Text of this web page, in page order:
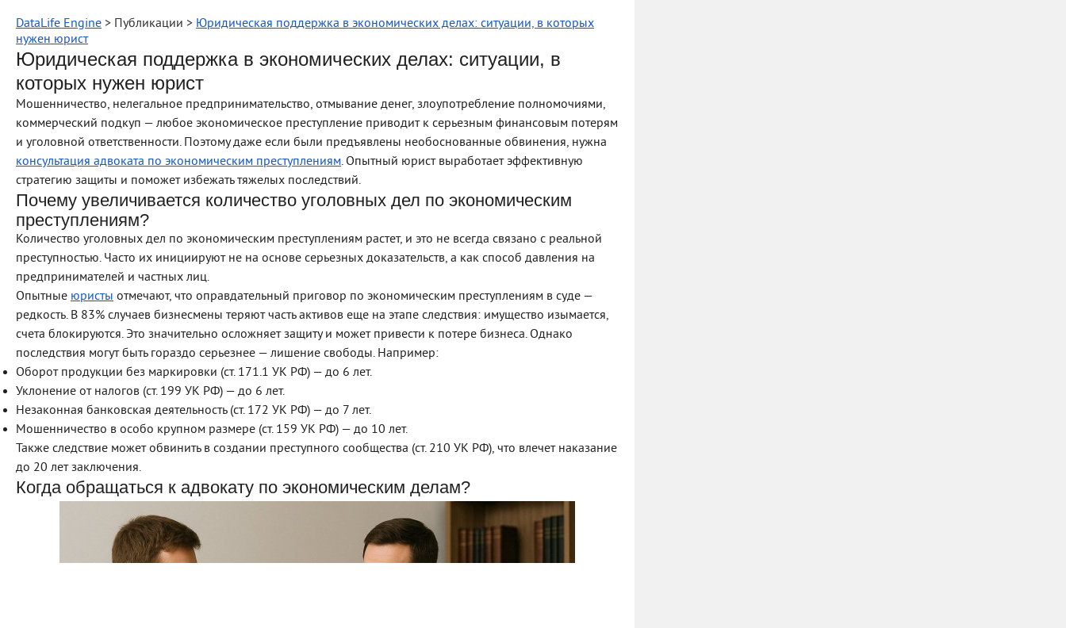
DataLife Engine > Публикации > Юридическая поддержка в экономических делах: ситуации, в которых
нужен юрист
Юридическая поддержка в экономических делах: ситуации, в
которых нужен юрист
Мошенничество, нелегальное предпринимательство, отмывание денег, злоупотребление полномочиями,
коммерческий подкуп — любое экономическое преступление приводит к серьезным финансовым потерям
и уголовной ответственности. Поэтому даже если были предъявлены необоснованные обвинения, нужна
консультация адвоката по экономическим преступлениям. Опытный юрист выработает эффективную
стратегию защиты и поможет избежать тяжелых последствий.
Почему увеличивается количество уголовных дел по экономическим
преступлениям?
Количество уголовных дел по экономическим преступлениям растет, и это не всегда связано с реальной
преступностью. Часто их инициируют не на основе серьезных доказательств, а как способ давления на
предпринимателей и частных лиц.
Опытные юристы отмечают, что оправдательный приговор по экономическим преступлениям в суде —
редкость. В 83% случаев бизнесмены теряют часть активов еще на этапе следствия: имущество изымается,
счета блокируются. Это значительно осложняет защиту и может привести к потере бизнеса. Однако
последствия могут быть гораздо серьезнее — лишение свободы. Например:
Оборот продукции без маркировки (ст. 171.1 УК РФ) — до 6 лет.
Уклонение от налогов (ст. 199 УК РФ) — до 6 лет.
Незаконная банковская деятельность (ст. 172 УК РФ) — до 7 лет.
Мошенничество в особо крупном размере (ст. 159 УК РФ) — до 10 лет.
Также следствие может обвинить в создании преступного сообщества (ст. 210 УК РФ), что влечет наказание
до 20 лет заключения.
Когда обращаться к адвокату по экономическим делам?